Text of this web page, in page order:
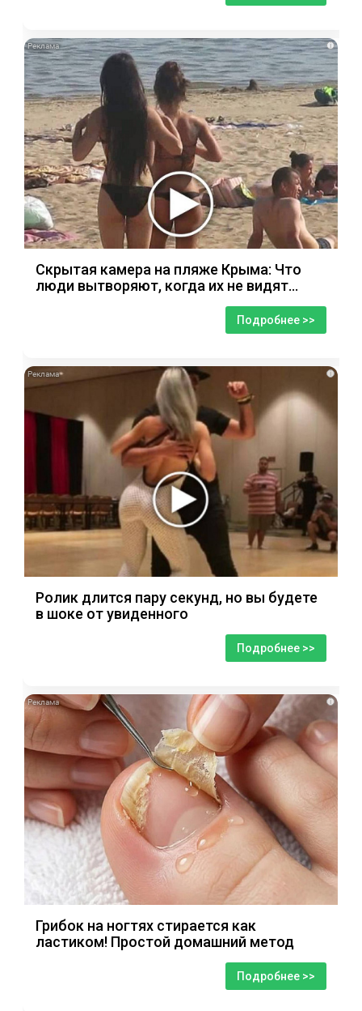
i
Скрытая камера на пляже Крыма: Что
люди вытворяют, когда их не видят...
Подробнее >>
i
Ролик длится пару секунд, но вы будете
в шоке от увиденного
Подробнее >>
i
Грибок на ногтях стирается как
ластиком! Простой домашний метод
Подробнее >>